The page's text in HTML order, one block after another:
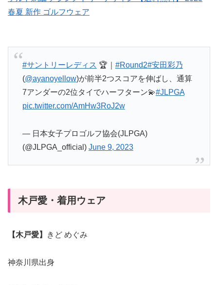
春夏 新作 ゴルフウェア
#サントリーレディス 🏆｜ #Round2#安田彩乃
(@ayanoyellow)が前半2つスコアを伸ばし、通算
7アンダーの2位タイでハーフターン💫#JLPGA
pic.twitter.com/AmHw3RoJ2w
— 日本女子プロゴルフ協会(JLPGA)
(@JLPGA_official) June 9, 2023
木戸愛・着用ウェア
【木戸愛】 きど めぐみ
神奈川県出身